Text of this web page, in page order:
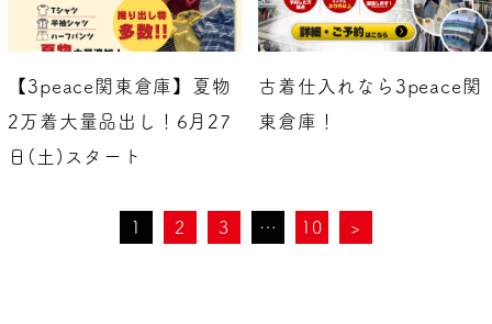
【3peace関東倉庫】夏物
2万着大量品出し！6月27
日(土)スタート
古着仕入れなら3peace関
東倉庫！
1 2 3 … 10 >